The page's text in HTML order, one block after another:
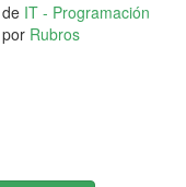
IT - Programación
Rubros